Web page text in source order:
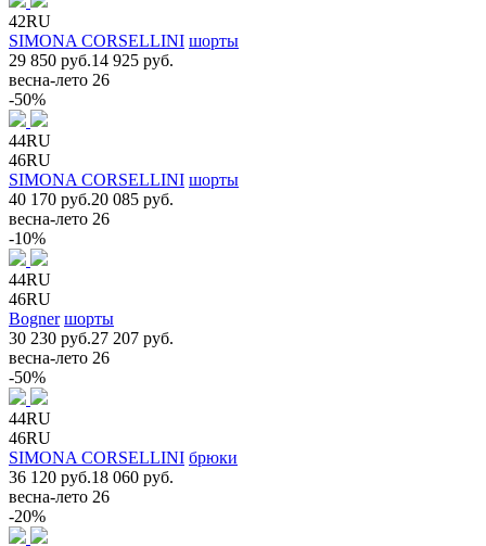
42RU
SIMONA CORSELLINI шорты
29 850 руб.14 925 руб.
весна-лето 26
-50%
44RU
46RU
SIMONA CORSELLINI шорты
40 170 руб.20 085 руб.
весна-лето 26
-10%
44RU
46RU
Bogner шорты
30 230 руб.27 207 руб.
весна-лето 26
-50%
44RU
46RU
SIMONA CORSELLINI брюки
36 120 руб.18 060 руб.
весна-лето 26
-20%